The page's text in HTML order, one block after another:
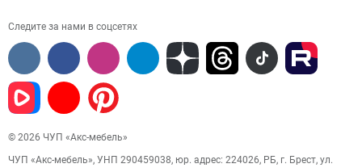
Следите за нами в соцсетях
© 2026 ЧУП «Акс-мебель»
ЧУП «Акс-мебель», УНП 290459038, юр. адрес: 224026, РБ, г. Брест, ул.